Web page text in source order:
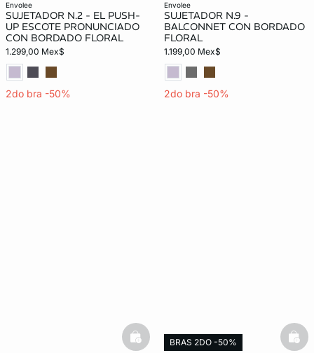
envolee
SUJETADOR N.2 - EL PUSH-
UP ESCOTE PRONUNCIADO
CON BORDADO FLORAL
1.299,00 Mex$
2do bra -50%
envolee
SUJETADOR N.9 -
BALCONNET CON BORDADO
FLORAL
1.199,00 Mex$
2do bra -50%
basketfullBRAS 2DO -50%